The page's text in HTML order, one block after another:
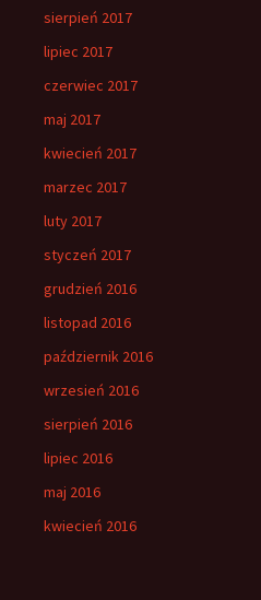
sierpień 2017
lipiec 2017
czerwiec 2017
maj 2017
kwiecień 2017
marzec 2017
luty 2017
styczeń 2017
grudzień 2016
listopad 2016
październik 2016
wrzesień 2016
sierpień 2016
lipiec 2016
maj 2016
kwiecień 2016